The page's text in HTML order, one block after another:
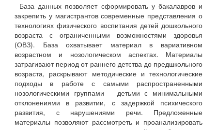
База данных позволяет сформировать у бакалавров и
закрепить у магистрантов современные представления о
технологиях физического воспитания детей дошкольного
возраста с ограниченными возможностями здоровья
(ОВЗ). База охватывает материал в вариативном
возрастном и нозологическом аспектах. Материалы
затрагивают период от раннего детства до предшкольного
возраста, раскрывают методические и технологические
подходы в работе с самыми распространенными
нозологическими группами – детьми с минимальными
отклонениями в развитии, с задержкой психического
развития, с нарушениями речи. Предложенные
материалы позволяют рассмотреть и проанализировать